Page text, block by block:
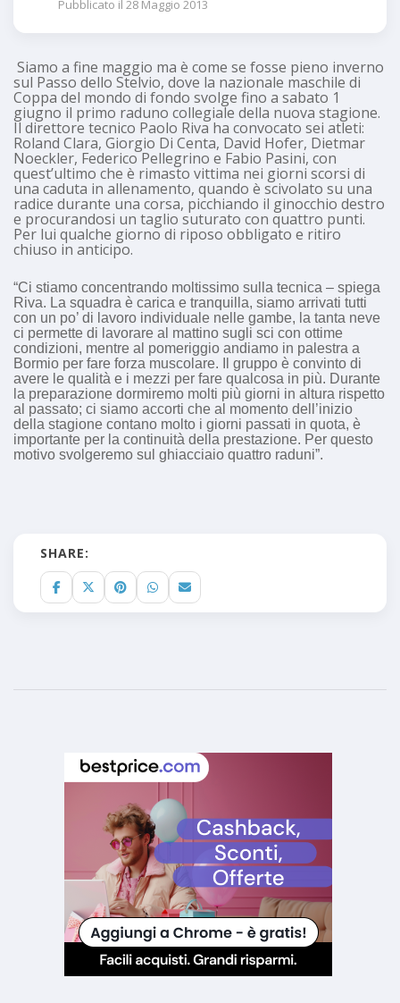
Pubblicato il 28 Maggio 2013
Siamo a fine maggio ma è come se fosse pieno inverno
sul Passo dello Stelvio, dove la nazionale maschile di
Coppa del mondo di fondo svolge fino a sabato 1
giugno il primo raduno collegiale della nuova stagione.
Il direttore tecnico Paolo Riva ha convocato sei atleti:
Roland Clara, Giorgio Di Centa, David Hofer, Dietmar
Noeckler, Federico Pellegrino e Fabio Pasini, con
quest’ultimo che è rimasto vittima nei giorni scorsi di
una caduta in allenamento, quando è scivolato su una
radice durante una corsa, picchiando il ginocchio destro
e procurandosi un taglio suturato con quattro punti.
Per lui qualche giorno di riposo obbligato e ritiro
chiuso in anticipo.
“Ci stiamo concentrando moltissimo sulla tecnica – spiega
Riva. La squadra è carica e tranquilla, siamo arrivati tutti
con un po’ di lavoro individuale nelle gambe, la tanta neve
ci permette di lavorare al mattino sugli sci con ottime
condizioni, mentre al pomeriggio andiamo in palestra a
Bormio per fare forza muscolare. Il gruppo è convinto di
avere le qualità e i mezzi per fare qualcosa in più. Durante
la preparazione dormiremo molti più giorni in altura rispetto
al passato; ci siamo accorti che al momento dell’inizio
della stagione contano molto i giorni passati in quota, è
importante per la continuità della prestazione. Per questo
motivo svolgeremo sul ghiacciaio quattro raduni”.
SHARE: